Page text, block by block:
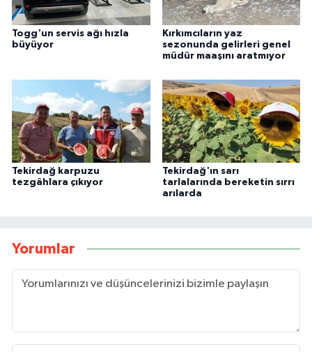
Togg'un servis ağı hızla
büyüyor
Kırkımcıların yaz
sezonunda gelirleri genel
müdür maaşını aratmıyor
Tekirdağ karpuzu
tezgâhlara çıkıyor
Tekirdağ'ın sarı
tarlalarında bereketin sırrı
arılarda
Yorumlar